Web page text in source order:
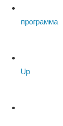
программа
Up